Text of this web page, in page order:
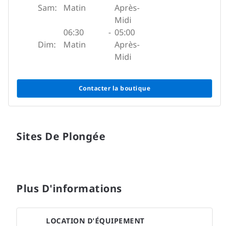
Sam:
Matin
Après-
Midi
Dim:
06:30
Matin
- 05:00
Après-
Midi
Contacter la boutique
Sites De Plongée
Plus D'informations
LOCATION D'ÉQUIPEMENT